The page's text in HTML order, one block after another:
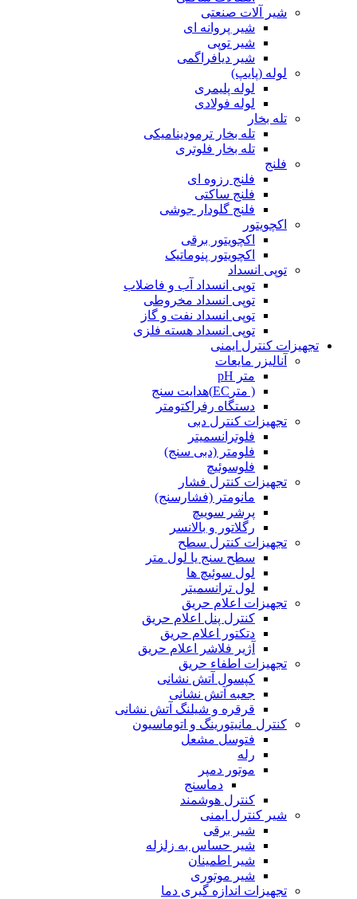
شیر آلات صنعتی
شیر پروانه ای
شیر توپی
شیر دیافراگمی
لوله (پایپ)
لوله پلیمری
لوله فولادی
تله بخار
تله بخار ترمودینامیکی
تله بخار فلوتری
فلنج
فلنج رزوه ای
فلنج ساکتی
فلنج گلودار جوشی
اکچویتور
اکچویتور برقی
اکچویتور پنوماتیک
توپی انسداد
توپی انسداد آب و فاضلاب
توپی انسداد مخروطی
توپی انسداد نفت و گاز
توپی انسداد هسته فلزی
تجهیزات کنترل ایمنی
آنالیزر مایعات
متر pH
( مترEC)هدایت سنج
دستگاه رفراکتومتر
تجهیزات کنترل دبی
فلوترانسمیتر
فلومتر (دبی سنج)
فلوسوئیچ
تجهیزات کنترل فشار
مانومتر (فشارسنج)
پرشر سوییچ
رگلاتور و بالانسر
تجهیزات کنترل سطح
سطح سنج یا لول متر
لول سوئیچ ها
لول ترانسمیتر
تجهیزات اعلام حریق
کنترل پنل اعلام حریق
دتکتور اعلام حریق
آژیر فلاشر اعلام حریق
تجهیزات اطفاء حریق
کپسول آتش نشانی
جعبه آتش نشانی
قرقره و شیلنگ آتش نشانی
کنترل مانیتورینگ و اتوماسیون
فتوسل مشعل
رله
موتور دمپر
دماسنج
کنترل هوشمند
شیر کنترل ایمنی
شیر برقی
شیر حساس به زلزله
شیر اطمینان
شیر موتوری
تجهیزات اندازه گیری دما